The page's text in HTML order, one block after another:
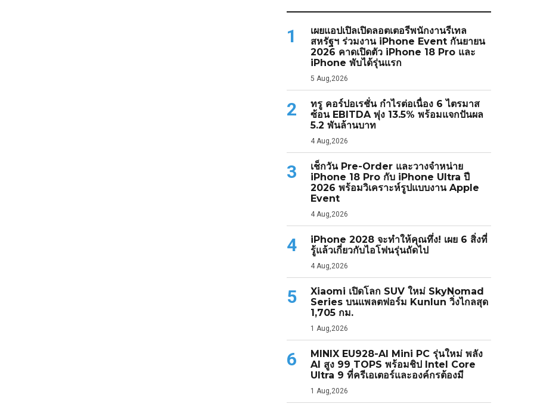
1
เผยแอปเปิลเปิดลอตเตอรีพนักงานรีเทล
สหรัฐฯ ร่วมงาน iPhone Event กันยายน
2026 คาดเปิดตัว iPhone 18 Pro และ
iPhone พับได้รุ่นแรก
5 Aug,2026
2
ทรู คอร์ปอเรชั่น กำไรต่อเนื่อง 6 ไตรมาส
ซ้อน EBITDA พุ่ง 13.5% พร้อมแจกปันผล
5.2 พันล้านบาท
4 Aug,2026
3
เช็กวัน Pre-Order และวางจำหน่าย
iPhone 18 Pro กับ iPhone Ultra ปี
2026 พร้อมวิเคราะห์รูปแบบงาน Apple
Event
4 Aug,2026
4
iPhone 2028 จะทำให้คุณทึ่ง! เผย 6 สิ่งที่
รู้แล้วเกี่ยวกับไอโฟนรุ่นถัดไป
4 Aug,2026
5
Xiaomi เปิดโลก SUV ใหม่ SkyNomad
Series บนแพลตฟอร์ม Kunlun วิ่งไกลสุด
1,705 กม.
1 Aug,2026
6
MINIX EU928-AI Mini PC รุ่นใหม่ พลัง
AI สูง 99 TOPS พร้อมชิป Intel Core
Ultra 9 ที่ครีเอเตอร์และองค์กรต้องมี
1 Aug,2026